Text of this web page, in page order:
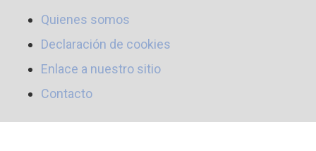
Quienes somos
Declaración de cookies
Enlace a nuestro sitio
Contacto